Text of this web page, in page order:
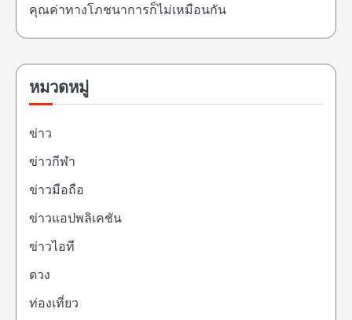
คุณค่าทางโภชนาการก็ไม่เหมือนกัน
หมวดหมู่
ข่าว
ข่าวกีฬา
ข่าวมือถือ
ข่าวแอปพลิเคชัน
ข่าวไอที
ดวง
ท่องเที่ยว